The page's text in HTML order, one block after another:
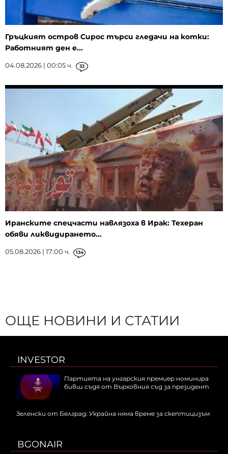
Гръцкият остров Сирос търси гледачи на котки:
Работният ден е...
04.08.2026 | 00:05 ч. 32
Иранските спецчасти навлязоха в Ирак: Техеран
обяви ликвидирането...
05.08.2026 | 17:00 ч. 134
ОЩЕ НОВИНИ И СТАТИИ
INVESTOR
Партията на унгарския премиер номинира
бивш съдя от Върховния съд за президент
Зеленски от Белград: Украйна няма време за скептицизъм
BGONAIR